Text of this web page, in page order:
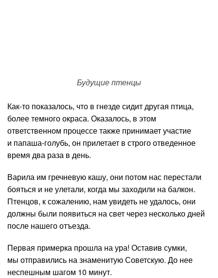
Будущие птенцы
Как-то показалось, что в гнезде сидит другая птица,
более темного окраса. Оказалось, в этом
ответственном процессе также принимает участие
и папаша-голубь, он прилетает в строго отведенное
время два раза в день.
Варила им гречневую кашу, они потом нас перестали
бояться и не улетали, когда мы заходили на балкон.
Птенцов, к сожалению, нам увидеть не удалось, они
должны были появиться на свет через несколько дней
после нашего отъезда.
Первая примерка прошла на ура! Оставив сумки,
мы отправились на знаменитую Советскую. До нее
неспешным шагом 10 минут.